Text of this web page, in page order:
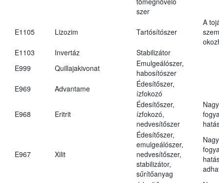
szer
E1105 Lizozim Tartósítószer
A
E1103
Invertáz
Stabilizátor
E999
Quillajakivonat
Emulgeálószer,
habosítószer
E969
Advantame
Édesítőszer,
ízfokozó
E968 Eritrit
Édesítőszer,
ízfokozó,
nedvesítőszer
E967 Xilit
Édesítőszer,
emulgeálószer,
nedvesítőszer,
stabilizátor,
sűrítőanyag